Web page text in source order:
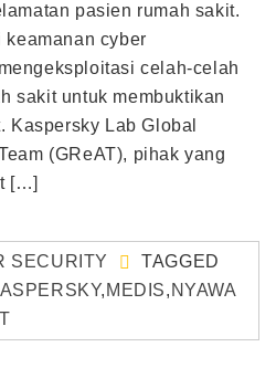
pasien rumah sakit.
cyber
celah-celah
sakit untuk membuktikan
Kaspersky Lab Global
(GReAT), pihak yang
[…]
SECURITY
TAGGED
, MEDIS, NYAWA